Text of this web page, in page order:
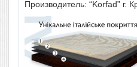
Производитель: “Korfad” г.